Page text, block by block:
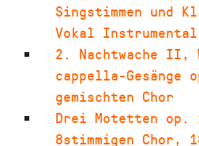
Singstimmen und
Vokal Instrumental
2. Nachtwache II,
cappella-Gesänge
gemischten Chor
Drei Motetten op.
8stimmigen Chor,